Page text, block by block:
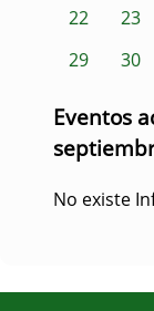
22
23
29
30
Eventos
No existe